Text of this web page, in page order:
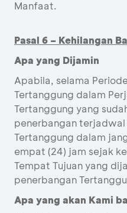
Manfaat.
Pasal 6 – Kehilangan
Apa yang Dijamin
Apabila, selama
Tertanggung dalam
Tertanggung yang
penerbangan
Tertanggung dalam
empat (24) jam sejak
Tempat Tujuan yang
penerbangan
Apa yang akan Kami